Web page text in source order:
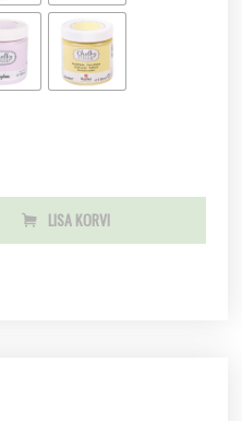
LISA KORVI